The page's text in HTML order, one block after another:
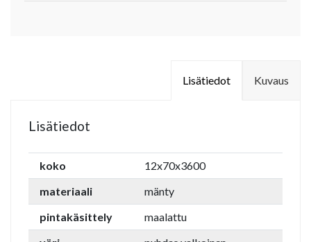
Kuvaus
Lisätiedot
Lisätiedot
koko
12x70x3600
materiaali
mänty
pintakäsittely
maalattu